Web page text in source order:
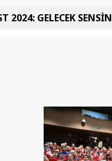
2024: GELECEK SENSİN